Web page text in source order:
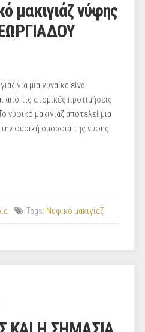
μακιγιάζ νύφης
για μια γυναίκα είναι
από τις ατομικές προτιμήσεις
νυφικό μακιγιάζ αποτελεί μια
φυσική ομορφιά της νύφης
Tags: Νυφικό μακιγίαζ